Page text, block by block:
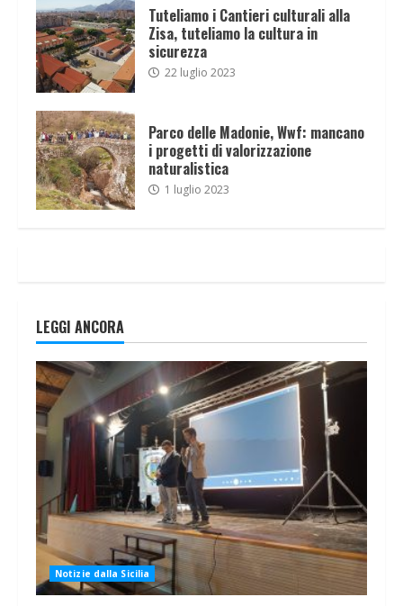
Tuteliamo i Cantieri culturali alla
Zisa, tuteliamo la cultura in
sicurezza
22 luglio 2023
Parco delle Madonie, Wwf: mancano
i progetti di valorizzazione
naturalistica
1 luglio 2023
LEGGI ANCORA
Notizie dalla Sicilia